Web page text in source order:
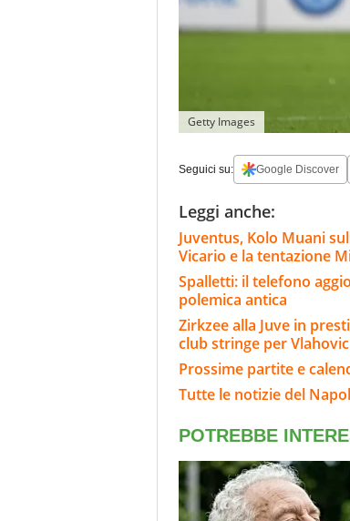
Getty Images
Seguici su: Google Discover
Leggi anche:
Juventus, Kolo Muani
Vicario e la tentazione
Spalletti: il telefono
polemica antica
Zirkzee alla Juve in
club stringe per Vlahovic
Prossime partite e
Tutte le notizie del